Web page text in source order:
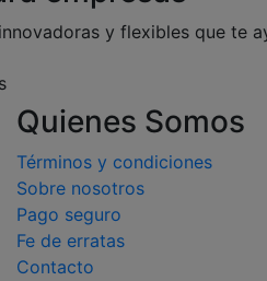
y flexibles que te
Quienes Somos
Términos y condiciones
Sobre nosotros
Pago seguro
Fe de erratas
Contacto